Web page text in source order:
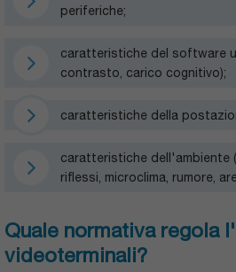
periferiche;
caratteristiche del software
contrasto, carico cognitivo);
caratteristiche della
caratteristiche dell'ambiente
riflessi, microclima, rumore,
Quale normativa regola
videoterminali?